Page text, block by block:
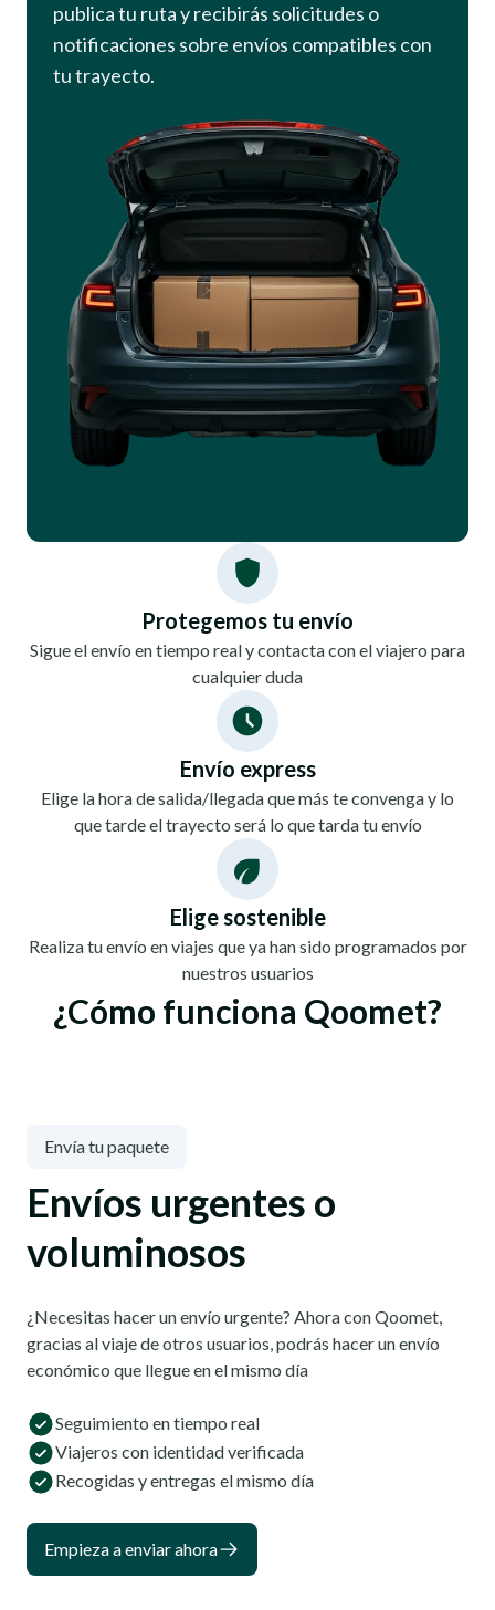
publica tu ruta y recibirás solicitudes o
notificaciones sobre envíos compatibles con
tu trayecto.
Protegemos tu envío
Sigue el envío en tiempo real y contacta con el viajero para
cualquier duda
Envío express
Elige la hora de salida/llegada que más te convenga y lo
que tarde el trayecto será lo que tarda tu envío
Elige sostenible
Realiza tu envío en viajes que ya han sido programados por
nuestros usuarios
¿Cómo funciona Qoomet?
Envía tu paquete
Envíos urgentes o
voluminosos
¿Necesitas hacer un envío urgente? Ahora con Qoomet,
gracias al viaje de otros usuarios, podrás hacer un envío
económico que llegue en el mismo día
Seguimiento en tiempo real
Viajeros con identidad verificada
Recogidas y entregas el mismo día
Empieza a enviar ahora